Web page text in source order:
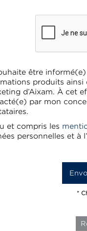
être informé(e)
produits ainsi
d’Aixam. À cet
par mon
et compris les
personnelles et à
*